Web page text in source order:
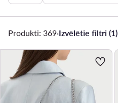
Produkti: 369·Izvēlētie filtri (1)